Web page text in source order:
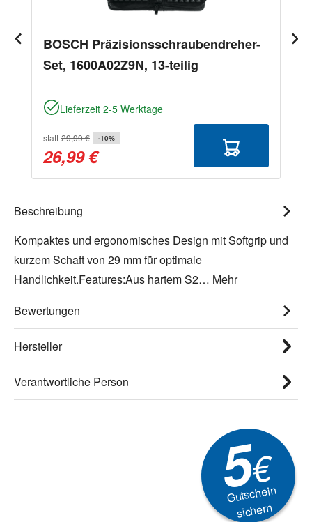
BOSCH Präzisionsschraubendreher-
Set, 1600A02Z9N, 13-teilig
Lieferzeit 2-5 Werktage
statt 29,99 € -10%
26,99 €
Beschreibung
Kompaktes und ergonomisches Design mit Softgrip und
kurzem Schaft von 29 mm für optimale
Handlichkeit.Features:Aus hartem S2… Mehr
Bewertungen
Hersteller
Verantwortliche Person
5€
Gutschein
sichern